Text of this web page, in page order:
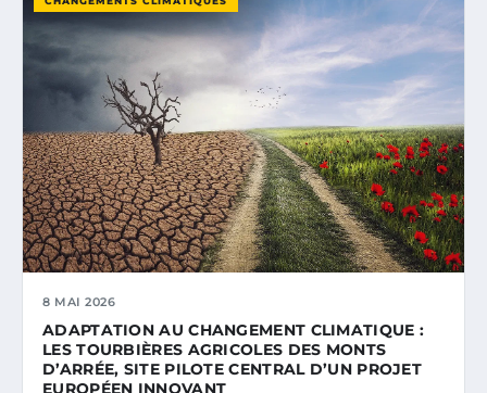
8 MAI 2026
ADAPTATION AU CHANGEMENT CLIMATIQUE :
LES TOURBIÈRES AGRICOLES DES MONTS
D’ARRÉE, SITE PILOTE CENTRAL D’UN PROJET
EUROPÉEN INNOVANT